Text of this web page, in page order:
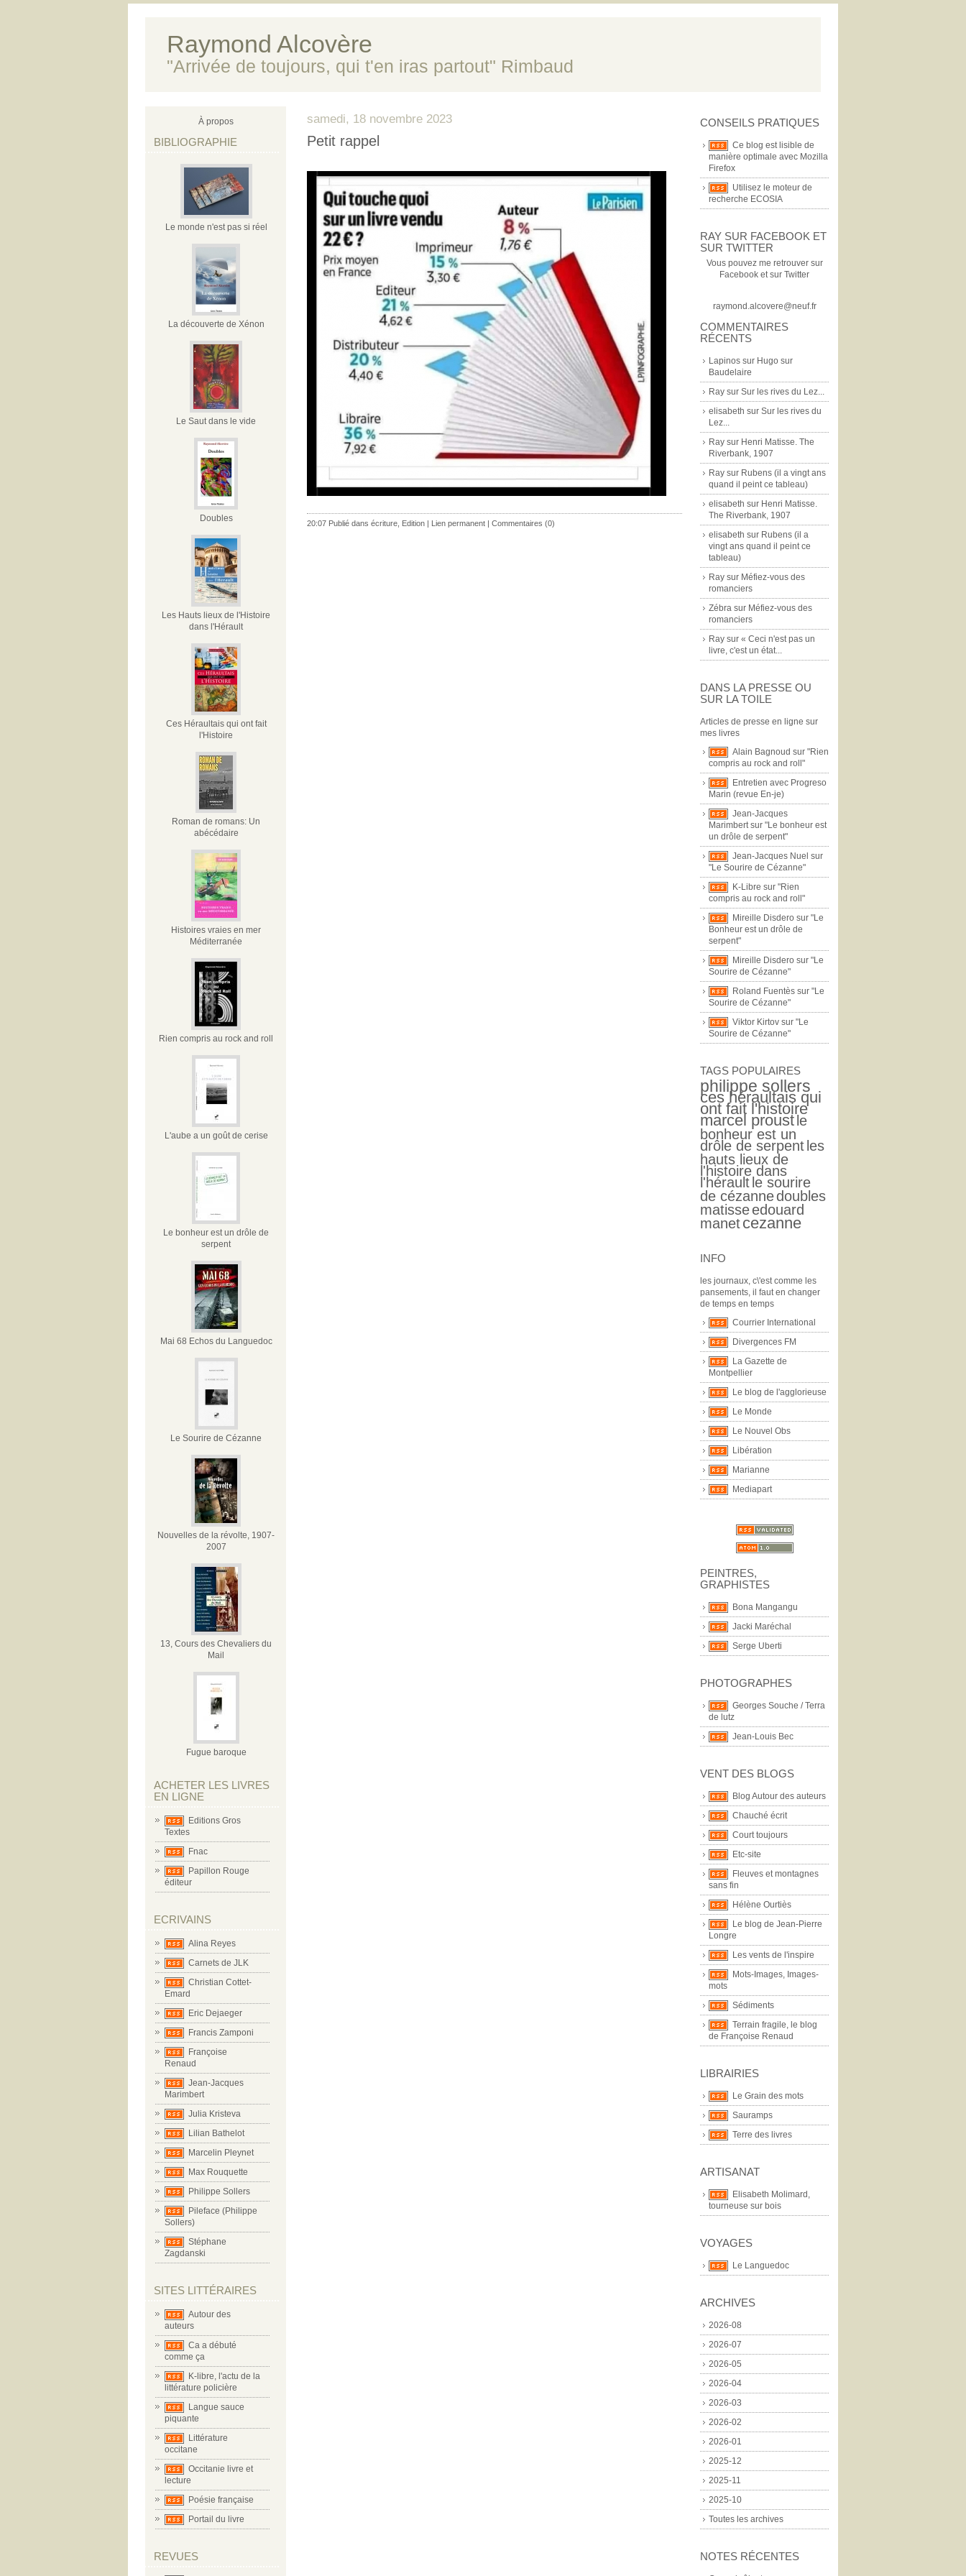
Raymond Alcovère
"Arrivée de toujours, qui t'en iras partout" Rimbaud
À propos
BIBLIOGRAPHIE
Le monde n'est pas si réel
La découverte de Xénon
Le Saut dans le vide
Doubles
Les Hauts lieux de l'Histoire
dans l'Hérault
Ces Héraultais qui ont fait
l'Histoire
Roman de romans: Un
abécédaire
Histoires vraies en mer
Méditerranée
Rien compris au rock and roll
L'aube a un goût de cerise
Le bonheur est un drôle de
serpent
Mai 68 Echos du Languedoc
Le Sourire de Cézanne
Nouvelles de la révolte, 1907-
2007
13, Cours des Chevaliers du
Mail
Fugue baroque
ACHETER LES LIVRES
EN LIGNE
Editions Gros
Textes
Fnac
Papillon Rouge
éditeur
ECRIVAINS
Alina Reyes
Carnets de JLK
Christian Cottet-
Emard
Eric Dejaeger
Francis Zamponi
Françoise
Renaud
Jean-Jacques
Marimbert
Julia Kristeva
Lilian Bathelot
Marcelin Pleynet
Max Rouquette
Philippe Sollers
Pileface (Philippe
Sollers)
Stéphane
Zagdanski
SITES LITTÉRAIRES
Autour des
auteurs
Ca a débuté
comme ça
K-libre, l'actu de la
littérature policière
Langue sauce
piquante
Littérature
occitane
Occitanie livre et
lecture
Poésie française
Portail du livre
REVUES
CONSEILS PRATIQUES
Ce blog est lisible de
manière optimale avec Mozilla
Firefox
Utilisez le moteur de
recherche ECOSIA
RAY SUR FACEBOOK ET
SUR TWITTER
Vous pouvez me retrouver sur
Facebook et sur Twitter
raymond.alcovere@neuf.fr
COMMENTAIRES
RÉCENTS
Lapinos sur Hugo sur
Baudelaire
Ray sur Sur les rives du Lez...
elisabeth sur Sur les rives du
Lez...
Ray sur Henri Matisse. The
Riverbank, 1907
Ray sur Rubens (il a vingt ans
quand il peint ce tableau)
elisabeth sur Henri Matisse.
The Riverbank, 1907
elisabeth sur Rubens (il a
vingt ans quand il peint ce
tableau)
Ray sur Méfiez-vous des
romanciers
Zébra sur Méfiez-vous des
romanciers
Ray sur « Ceci n'est pas un
livre, c'est un état...
DANS LA PRESSE OU
SUR LA TOILE
Articles de presse en ligne sur
mes livres
Alain Bagnoud sur "Rien
compris au rock and roll"
Entretien avec Progreso
Marin (revue En-je)
Jean-Jacques
Marimbert sur "Le bonheur est
un drôle de serpent"
Jean-Jacques Nuel sur
"Le Sourire de Cézanne"
K-Libre sur "Rien
compris au rock and roll"
Mireille Disdero sur "Le
Bonheur est un drôle de
serpent"
Mireille Disdero sur "Le
Sourire de Cézanne"
Roland Fuentès sur "Le
Sourire de Cézanne"
Viktor Kirtov sur "Le
Sourire de Cézanne"
TAGS POPULAIRES
philippe sollers
ces héraultais qui
ont fait l'histoire
marcel proust le
bonheur est un
drôle de serpent les
hauts lieux de
l'histoire dans
l'hérault le sourire
de cézannedoubles
matisseedouard
manetcezanne
INFO
les journaux, c\'est comme les
pansements, il faut en changer
de temps en temps
Courrier International
Divergences FM
La Gazette de
Montpellier
Le blog de l'agglorieuse
Le Monde
Le Nouvel Obs
Libération
Marianne
Mediapart
PEINTRES,
GRAPHISTES
Bona Mangangu
Jacki Maréchal
Serge Uberti
PHOTOGRAPHES
Georges Souche / Terra
de lutz
Jean-Louis Bec
VENT DES BLOGS
Blog Autour des auteurs
Chauché écrit
Court toujours
Etc-site
Fleuves et montagnes
sans fin
Hélène Ourtiès
Le blog de Jean-Pierre
Longre
Les vents de l'inspire
Mots-Images, Images-
mots
Sédiments
Terrain fragile, le blog
de Françoise Renaud
LIBRAIRIES
Le Grain des mots
Sauramps
Terre des livres
ARTISANAT
Elisabeth Molimard,
tourneuse sur bois
VOYAGES
Le Languedoc
ARCHIVES
2026-08
2026-07
2026-05
2026-04
2026-03
2026-02
2026-01
2025-12
2025-11
2025-10
Toutes les archives
NOTES RÉCENTES
samedi, 18 novembre 2023
Petit rappel
20:07 Publié dans écriture Edition | Lien permanent | Commentaires (0)